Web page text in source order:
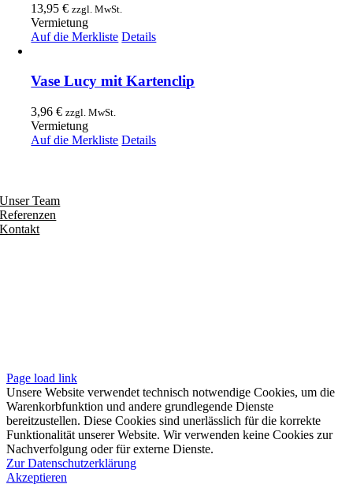
13,95€ zzgl. MwSt.
Vermietung
Auf die Merkliste Details
Vase Lucy mit Kartenclip
3,96€ zzgl. MwSt.
Vermietung
Auf die Merkliste Details
Unser Team
Referenzen
Kontakt
Page load link
Unsere Website verwendet technisch notwendige Cookies, um die
Warenkorbfunktion und andere grundlegende Dienste
bereitzustellen. Diese Cookies sind unerlässlich für die korrekte
Funktionalität unserer Website. Wir verwenden keine Cookies zur
Nachverfolgung oder für externe Dienste.
Zur Datenschutzerklärung
Akzeptieren